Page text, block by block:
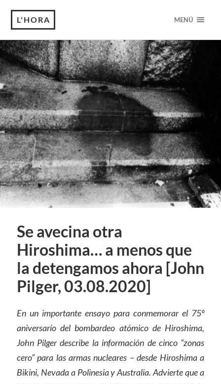
L'HORA MENÚ
Se avecina otra
Hiroshima… a menos que
la detengamos ahora [John
Pilger, 03.08.2020]
En un importante ensayo para conmemorar el 75º
aniversario del bombardeo atómico de Hiroshima,
John Pilger describe la información de cinco “zonas
cero” para las armas nucleares – desde Hiroshima a
Bikini, Nevada a Polinesia y Australia. Advierte que a